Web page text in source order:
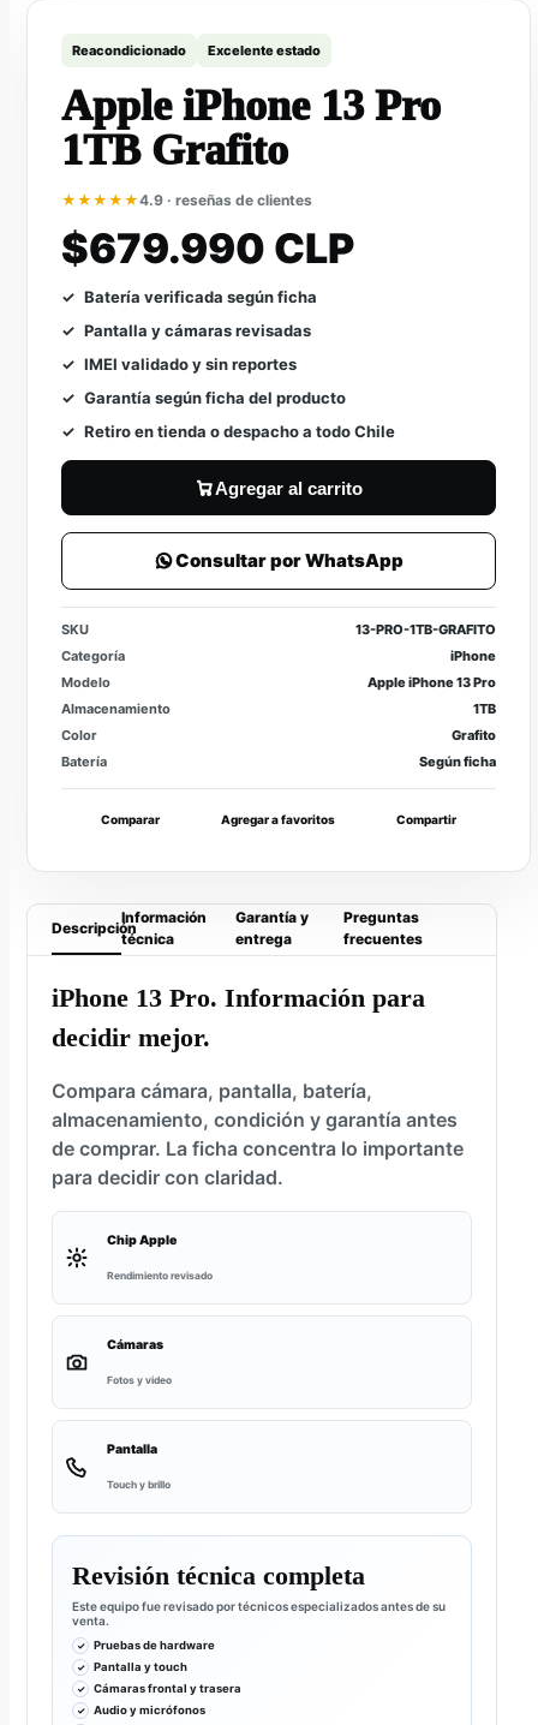
Reacondicionado Excelente estado
Apple iPhone 13 Pro
1TB Grafito
★★★★★4.9 · reseñas de clientes
$679.990 CLP
Batería verificada según ficha
Pantalla y cámaras revisadas
IMEI validado y sin reportes
Garantía según ficha del producto
Retiro en tienda o despacho a todo Chile
Agregar al carrito
Consultar por WhatsApp
SKU
13-PRO-1TB-GRAFITO
Categoría
iPhone
Modelo
Apple iPhone 13 Pro
Almacenamiento
1TB
Color
Grafito
Batería
Según ficha
Comparar Agregar a favoritos Compartir
Descripción
Información
técnica
Garantía y
entrega
Preguntas
frecuentes
iPhone 13 Pro. Información para
decidir mejor.
Compara cámara, pantalla, batería,
almacenamiento, condición y garantía antes
de comprar. La ficha concentra lo importante
para decidir con claridad.
Chip Apple
Rendimiento revisado
Cámaras
Fotos y video
Pantalla
Touch y brillo
Revisión técnica completa
Este equipo fue revisado por técnicos especializados antes de su
venta.
Pruebas de hardware
Pantalla y touch
Cámaras frontal y trasera
Audio y micrófonos